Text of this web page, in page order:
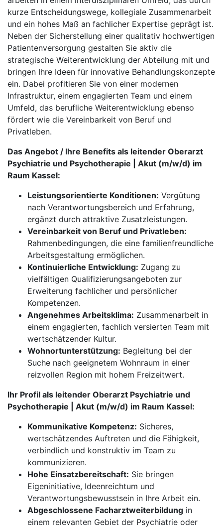
kurze Entscheidungswege, kollegiale Zusammenarbeit
und ein hohes Maß an fachlicher Expertise geprägt ist.
Neben der Sicherstellung einer qualitativ hochwertigen
Patientenversorgung gestalten Sie aktiv die
strategische Weiterentwicklung der Abteilung mit und
bringen Ihre Ideen für innovative Behandlungskonzepte
ein. Dabei profitieren Sie von einer modernen
Infrastruktur, einem engagierten Team und einem
Umfeld, das berufliche Weiterentwicklung ebenso
fördert wie die Vereinbarkeit von Beruf und
Privatleben.
Das Angebot / Ihre Benefits als leitender Oberarzt
Psychiatrie und Psychotherapie | Akut (m/w/d) im
Raum Kassel:
Leistungsorientierte Konditionen: Vergütung
nach Verantwortungsbereich und Erfahrung,
ergänzt durch attraktive Zusatzleistungen.
Vereinbarkeit von Beruf und Privatleben:
Rahmenbedingungen, die eine familienfreundliche
Arbeitsgestaltung ermöglichen.
Kontinuierliche Entwicklung: Zugang zu
vielfältigen Qualifizierungsangeboten zur
Erweiterung fachlicher und persönlicher
Kompetenzen.
Angenehmes Arbeitsklima: Zusammenarbeit in
einem engagierten, fachlich versierten Team mit
wertschätzender Kultur.
Wohnortunterstützung: Begleitung bei der
Suche nach geeignetem Wohnraum in einer
reizvollen Region mit hohem Freizeitwert.
Ihr Profil als leitender Oberarzt Psychiatrie und
Psychotherapie | Akut (m/w/d) im Raum Kassel:
Kommunikative Kompetenz: Sicheres,
wertschätzendes Auftreten und die Fähigkeit,
verbindlich und konstruktiv im Team zu
kommunizieren.
Hohe Einsatzbereitschaft: Sie bringen
Eigeninitiative, Ideenreichtum und
Verantwortungsbewusstsein in Ihre Arbeit ein.
Abgeschlossene Facharztweiterbildung in
einem relevanten Gebiet der Psychiatrie oder